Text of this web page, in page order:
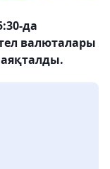
да
валюталары